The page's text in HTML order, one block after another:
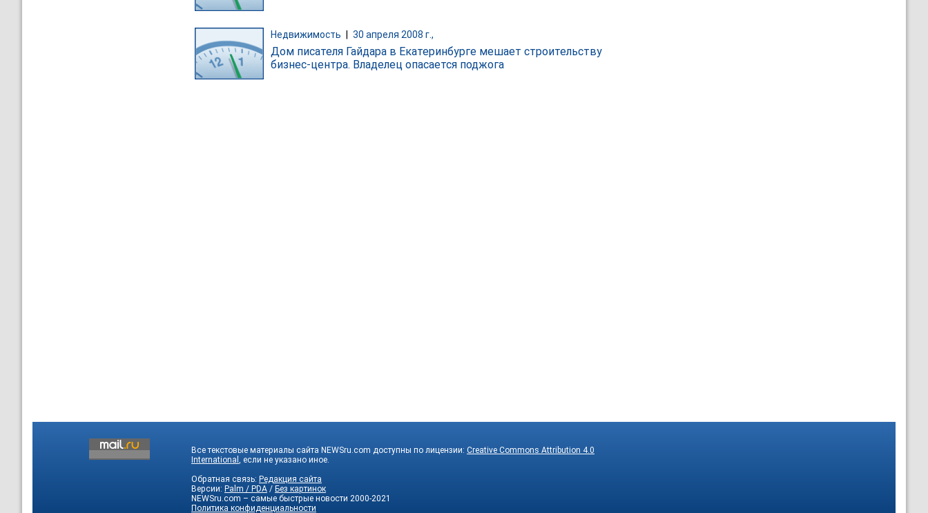
Недвижимость 30 апреля 2008 г.,
Дом писателя Гайдара в Екатеринбурге мешает строительству
бизнес-центра. Владелец опасается поджога
Все текстовые материалы сайта NEWSru.com доступны по лицензии: Creative Commons Attribution 4.0
International
, если не указано иное.
Обратная связь: Редакция сайта
Версии: Palm / PDA / Без картинок
NEWSru.com – самые быстрые новости 2000-2021
Политика конфиденциальности